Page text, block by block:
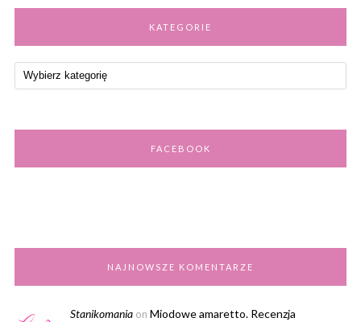
KATEGORIE
FACEBOOK
NAJNOWSZE KOMENTARZE
Stanikomania on Miodowe amaretto. Recenzja